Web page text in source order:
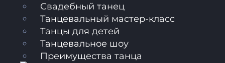
Свадебный танец
Танцевальный мастер-класс
Танцы для детей
Танцевальное шоу
Преимущества танца